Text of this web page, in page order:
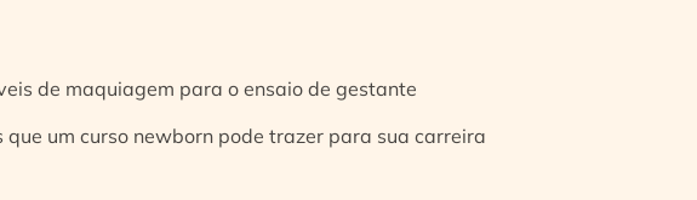
de maquiagem para o ensaio de gestante
que um curso newborn pode trazer para sua carreira